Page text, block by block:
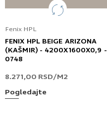
Fenix HPL
FENIX HPL BEIGE ARIZONA
(KAŠMIR) - 4200X1600X0,9 -
0748
8.271,00 RSD/M2
Pogledajte